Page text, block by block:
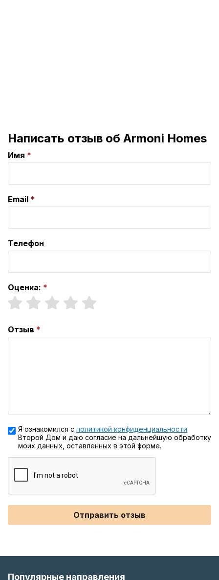
Написать отзыв об Armoni Homes
Имя
Email
Телефон
Оценка:
Отзыв
Я ознакомился с политикой конфиденциальности
Второй Дом и даю согласие на дальнейшую обработку
моих данных, оставленных в этой форме.
Отправить отзыв
Популярные направления